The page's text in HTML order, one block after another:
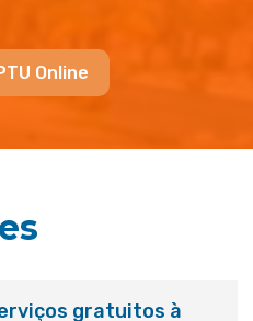
Online
gratuitos à